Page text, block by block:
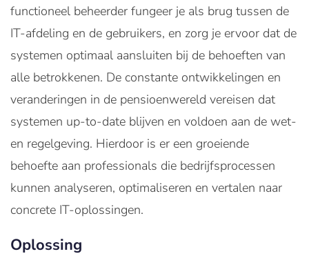
functioneel beheerder fungeer je als brug tussen de
IT-afdeling en de gebruikers, en zorg je ervoor dat de
systemen optimaal aansluiten bij de behoeften van
alle betrokkenen. De constante ontwikkelingen en
veranderingen in de pensioenwereld vereisen dat
systemen up-to-date blijven en voldoen aan de wet-
en regelgeving. Hierdoor is er een groeiende
behoefte aan professionals die bedrijfsprocessen
kunnen analyseren, optimaliseren en vertalen naar
concrete IT-oplossingen.
Oplossing